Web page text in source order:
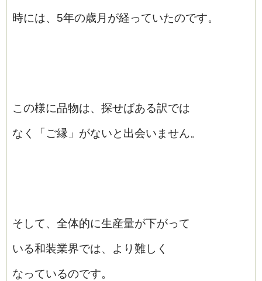
時には、5年の歳月が経っていたのです。
この様に品物は、探せばある訳では
なく「ご縁」がないと出会いません。
そして、全体的に生産量が下がって
いる和装業界では、より難しく
なっているのです。